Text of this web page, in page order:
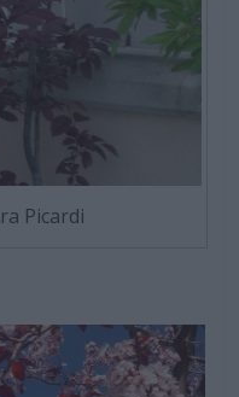
Picardi